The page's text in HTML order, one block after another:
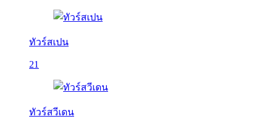
ทัวร์สเปน
21
ทัวร์สวีเดน